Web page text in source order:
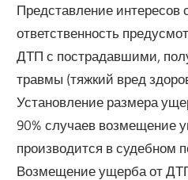
Представление интересов
ответственность
ДТП с пострадавшими,
травмы (тяжкий вред
Установление размера
90% случаев возмещение
производится в судебном
Возмещение ущерба от